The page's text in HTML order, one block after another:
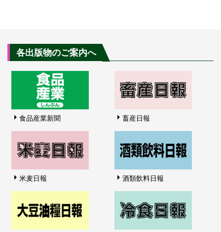
各出版物のご案内へ
食品産業新聞 畜産日報
米麦日報 酒類飲料日報